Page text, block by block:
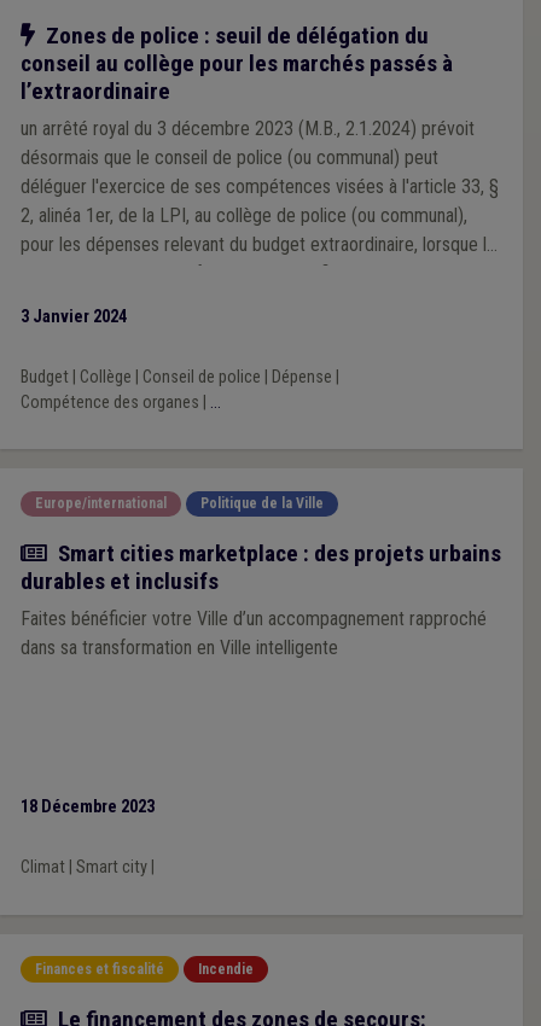
Notre action
Zones de police : seuil de délégation du
conseil au collège pour les marchés passés à
l’extraordinaire
un arrêté royal du 3 décembre 2023 (M.B., 2.1.2024) prévoit
désormais que le conseil de police (ou communal) peut
déléguer l'exercice de ses compétences visées à l'article 33, §
2, alinéa 1er, de la LPI, au collège de police (ou communal),
pour les dépenses relevant du budget extraordinaire, lorsque la
valeur du marché est inférieure au seuil fixé pour le recours à la
2024.
3 Janvier 2024
Budget| Collège Conseil de police Dépense
Compétence des organes
...
Europe/international Politique de la Ville
Actualité
Smart cities marketplace : des projets urbains
durables et inclusifs
Faites bénéficier votre Ville d’un accompagnement rapproché
dans sa transformation en Ville intelligente
18 Décembre 2023
Climat| Smart city|
Finances et fiscalité Incendie
Article
Le financement des zones de secours: